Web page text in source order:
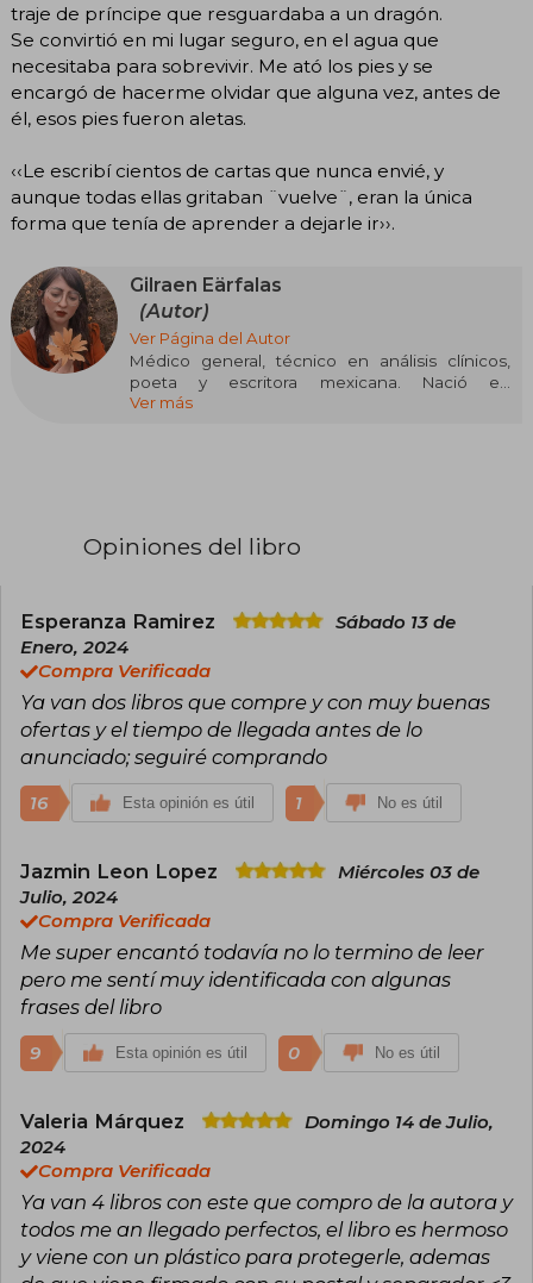
traje de príncipe que resguardaba a un dragón.
Se convirtió en mi lugar seguro, en el agua que
necesitaba para sobrevivir. Me ató los pies y se
encargó de hacerme olvidar que alguna vez, antes de
él, esos pies fueron aletas.
‹‹Le escribí cientos de cartas que nunca envié, y
aunque todas ellas gritaban ¨vuelve¨, eran la única
forma que tenía de aprender a dejarle ir››.
Gilraen Eärfalas
(Autor)
Ver Página del Autor
Médico general, técnico en análisis clínicos,
poeta y escritora mexicana. Nació en
Chilpancingo, Guerrero, una pequeña ciudad al
Ver más
Opiniones del libro
Esperanza Ramirez
Sábado 13 de
Enero, 2024
Compra Verificada
Ya van dos libros que compre y con muy buenas
ofertas y el tiempo de llegada antes de lo
anunciado; seguiré comprando
16 Esta opinión es útil 1 No es útil
Jazmin Leon Lopez
Miércoles 03 de
Julio, 2024
Compra Verificada
Me super encantó todavía no lo termino de leer
pero me sentí muy identificada con algunas
frases del libro
9 Esta opinión es útil 0 No es útil
Valeria Márquez
Domingo 14 de Julio,
2024
Compra Verificada
Ya van 4 libros con este que compro de la autora y
todos me an llegado perfectos, el libro es hermoso
y viene con un plástico para protegerle, ademas